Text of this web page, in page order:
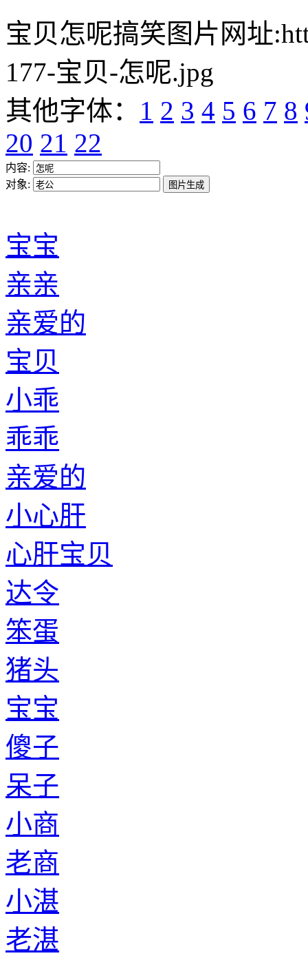
宝贝怎呢搞笑图片网址
177-宝贝-怎呢.jpg
其他字体： 1 2 3 4 5 6 7 8
20 21 22
内容:
对象:
宝宝
亲亲
亲爱的
宝贝
小乖
乖乖
亲爱的
小心肝
心肝宝贝
达令
笨蛋
猪头
宝宝
傻子
呆子
小商
老商
小湛
老湛